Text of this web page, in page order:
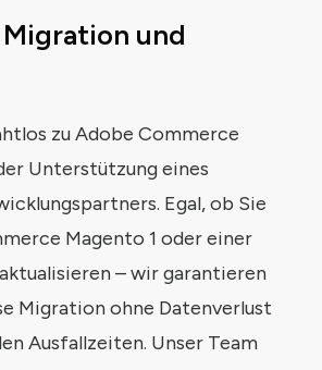
und
zu Adobe Commerce
Unterstützung eines
Egal, ob Sie
Magento 1 oder einer
– wir garantieren
Migration ohne Datenverlust
Ausfallzeiten. Unser Team